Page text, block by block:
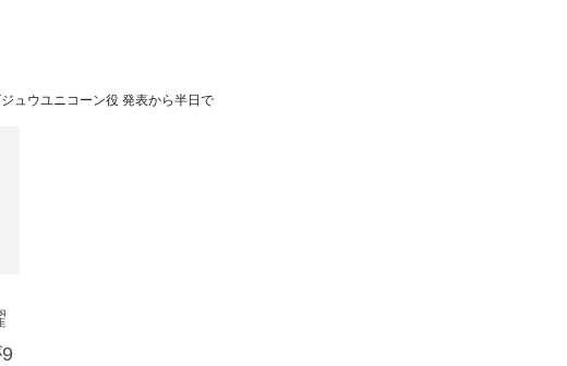
ュウユニコーン役 発表から半日で